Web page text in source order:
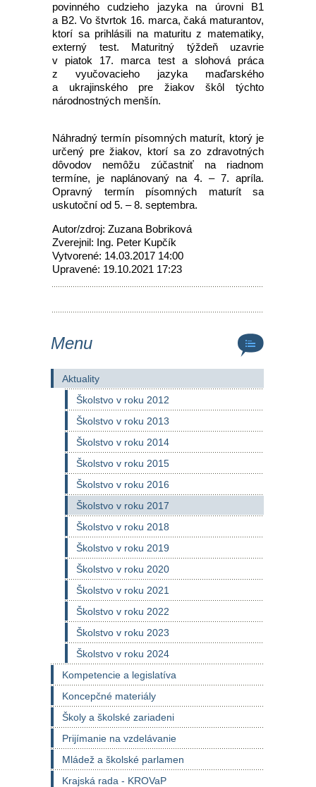
povinného cudzieho jazyka na úrovni B1
a B2. Vo štvrtok 16. marca, čaká maturantov,
ktorí sa prihlásili na maturitu z matematiky,
externý test. Maturitný týždeň uzavrie
v piatok 17. marca test a slohová práca
z vyučovacieho jazyka maďarského
a ukrajinského pre žiakov škôl týchto
národnostných menšín.
Náhradný termín písomných maturít, ktorý je
určený pre žiakov, ktorí sa zo zdravotných
dôvodov nemôžu zúčastniť na riadnom
termíne, je naplánovaný na 4. – 7. apríla.
Opravný termín písomných maturít sa
uskutoční od 5. – 8. septembra.
Autor/zdroj: Zuzana Bobriková
Zverejnil: Ing. Peter Kupčík
Vytvorené: 14.03.2017 14:00
Upravené: 19.10.2021 17:23
Menu
Aktuality
Školstvo v roku 2012
Školstvo v roku 2013
Školstvo v roku 2014
Školstvo v roku 2015
Školstvo v roku 2016
Školstvo v roku 2017
Školstvo v roku 2018
Školstvo v roku 2019
Školstvo v roku 2020
Školstvo v roku 2021
Školstvo v roku 2022
Školstvo v roku 2023
Školstvo v roku 2024
Kompetencie a legislatíva
Koncepčné materiály
Školy a školské zariadeni
Prijímanie na vzdelávanie
Mládež a školské parlamen
Krajská rada - KROVaP